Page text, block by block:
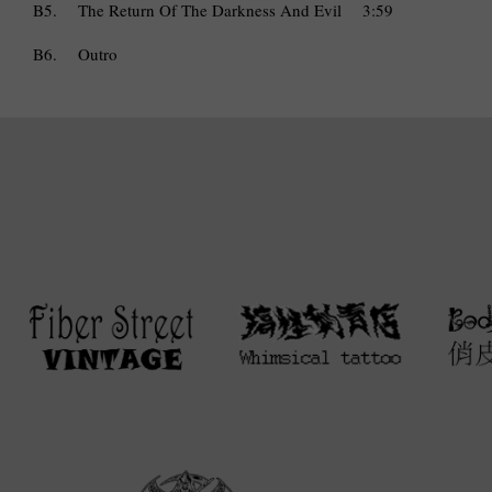
B5. The Return Of The Darkness And Evil
3:59
B6.
Outro